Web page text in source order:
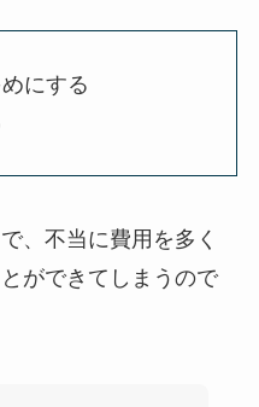
にする
、不当に費用を多く
ができてしまう ので